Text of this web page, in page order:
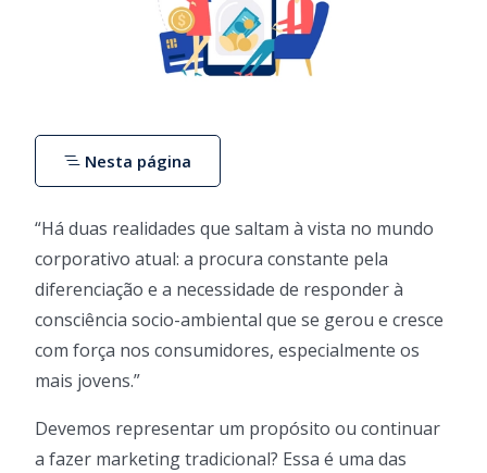
“Há duas realidades que saltam à vista no mundo
corporativo atual: a procura constante pela
diferenciação e a necessidade de responder à
consciência socio-ambiental que se gerou e cresce
com força nos consumidores, especialmente os
mais jovens.”
Devemos representar um propósito ou continuar
a fazer marketing tradicional? Essa é uma das
Nesta página